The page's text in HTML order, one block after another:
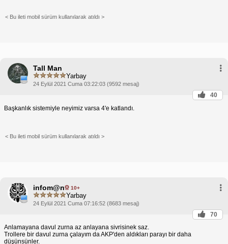
< Bu ileti mobil sürüm kullanılarak atıldı >
Tall Man
Yarbay
24 Eylül 2021 Cuma 03:22:03 (9592 mesaj)
40
Başkanlık sistemiyle neyimiz varsa 4'e katlandı.
< Bu ileti mobil sürüm kullanılarak atıldı >
infom@n 10+
Yarbay
24 Eylül 2021 Cuma 07:16:52 (8683 mesaj)
70
Anlamayana davul zurna az anlayana sivrisinek saz.
Trollere bir davul zurna çalayım da AKP'den aldıkları parayı bir daha
düşünsünler.